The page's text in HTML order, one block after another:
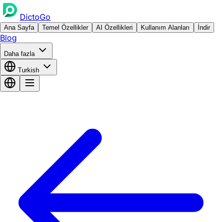
DictoGo
Ana Sayfa Temel Özellikler AI Özellikleri Kullanım Alanları İndir
Blog
Daha fazla
Turkish